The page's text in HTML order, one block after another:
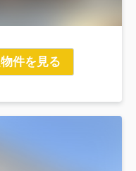
件を見る